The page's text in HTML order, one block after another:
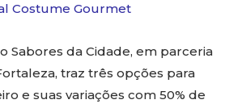
Costume Gourmet
Sabores da Cidade, em parceria
traz três opções para
e suas variações com 50% de